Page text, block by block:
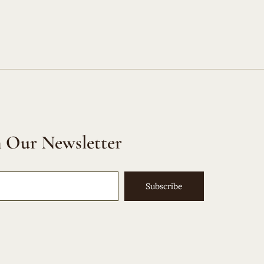
Our Newsletter
Subscribe